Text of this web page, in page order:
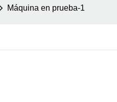
Máquina en prueba-1